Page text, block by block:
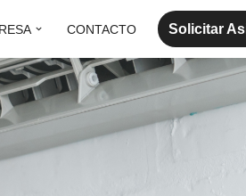
CONTACTO Solicitar